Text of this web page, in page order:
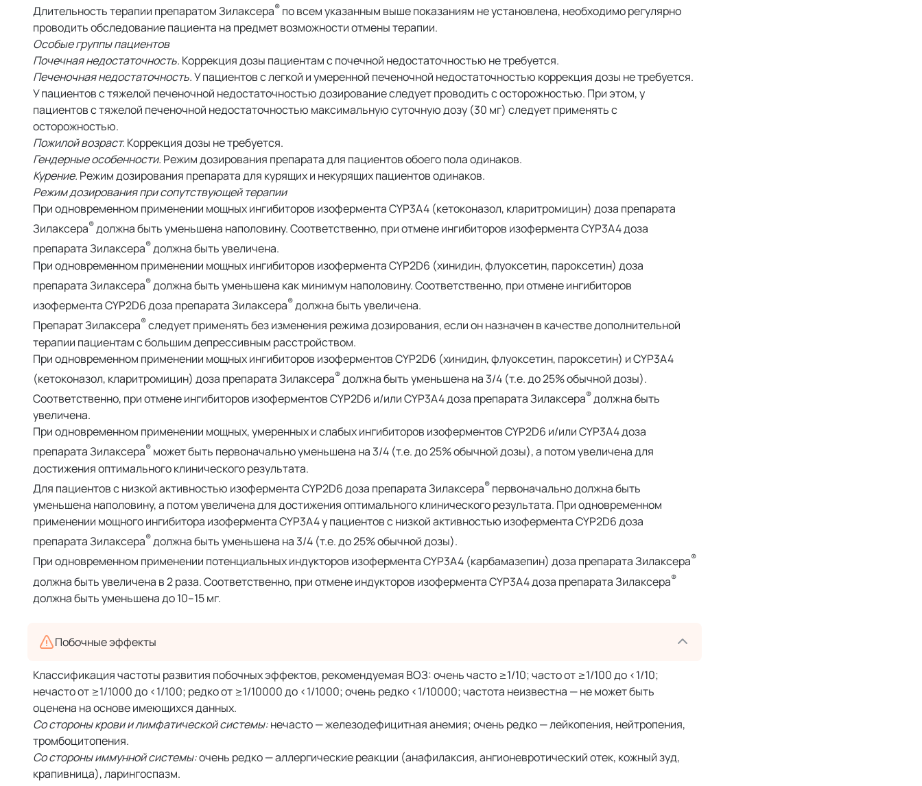
Длительность терапии препаратом Зилаксера® по всем указанным выше показаниям не установлена, необходимо регулярно
проводить обследование пациента на предмет возможности отмены терапии.
Особые группы пациентов
Почечная недостаточность. Коррекция дозы пациентам с почечной недостаточностью не требуется.
Печеночная недостаточность.У пациентов с легкой и умеренной печеночной недостаточностью коррекция дозы не требуется.
У пациентов с тяжелой печеночной недостаточностью дозирование следует проводить с осторожностью. При этом, у
пациентов с тяжелой печеночной недостаточностью максимальную суточную дозу (30 мг) следует применять с
осторожностью.
Пожилой возраст. Коррекция дозы не требуется.
Гендерные особенности. Режим дозирования препарата для пациентов обоего пола одинаков.
Курение. Режим дозирования препарата для курящих и некурящих пациентов одинаков.
Режим дозирования при сопутствующей терапии
При одновременном применении мощных ингибиторов изофермента CYP3A4 (кетоконазол, кларитромицин) доза препарата
Зилаксера®должна быть уменьшена наполовину. Соответственно, при отмене ингибиторов изофермента CYP3A4 доза
препарата Зилаксера®должна быть увеличена.
При одновременном применении мощных ингибиторов изофермента CYP2D6 (хинидин, флуоксетин, пароксетин) доза
препарата Зилаксера®должна быть уменьшена как минимум наполовину. Соответственно, при отмене ингибиторов
изофермента CYP2D6 доза препарата Зилаксера®должна быть увеличена.
Препарат Зилаксера®следует применять без изменения режима дозирования, если он назначен в качестве дополнительной
терапии пациентам с большим депрессивным расстройством.
При одновременном применении мощных ингибиторов изоферментов CYP2D6 (хинидин, флуоксетин, пароксетин) и CYP3А4
(кетоконазол, кларитромицин) доза препарата Зилаксера®должна быть уменьшена на 3/4 (т.е. до 25% обычной дозы).
Соответственно, при отмене ингибиторов изоферментов CYP2D6 и/или СYP3A4 доза препарата Зилаксера®должна быть
увеличена.
При одновременном применении мощных, умеренных и слабых ингибиторов изоферментов CYP2D6 и/или СYP3A4 доза
препарата Зилаксера® может быть первоначально уменьшена на 3/4 (т.е. до 25% обычной дозы), а потом увеличена для
достижения оптимального клинического результата.
Для пациентов с низкой активностью изофермента CYP2D6 доза препарата Зилаксера® первоначально должна быть
уменьшена наполовину, а потом увеличена для достижения оптимального клинического результата. При одновременном
применении мощного ингибитора изофермента СYP3A4 у пациентов с низкой активностью изофермента CYP2D6 доза
препарата Зилаксера®должна быть уменьшена на 3/4 (т.е. до 25% обычной дозы).
При одновременном применении потенциальных индукторов изофермента CYP3A4 (карбамазепин) доза препарата Зилаксера®
должна быть увеличена в 2 раза. Соответственно, при отмене индукторов изофермента CYP3A4 доза препарата Зилаксера®
должна быть уменьшена до 10–15 мг.
Побочные эффекты
Классификация частоты развития побочных эффектов, рекомендуемая ВОЗ: очень часто ≥1/10; часто от ≥1/100 до <1/10;
нечасто от ≥1/1000 до <1/100; редко от ≥1/10000 до <1/1000; очень редко <1/10000; частота неизвестна — не может быть
оценена на основе имеющихся данных.
Со стороны крови и лимфатической системы:нечасто — железодефицитная анемия; очень редко — лейкопения, нейтропения,
тромбоцитопения.
Со стороны иммунной системы:очень редко — аллергические реакции (анафилаксия, ангионевротический отек, кожный зуд,
крапивница), ларингоспазм.